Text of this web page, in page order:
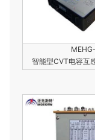
智能型CVT电容互